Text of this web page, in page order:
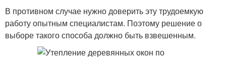
В противном случае нужно доверить эту трудоемкую
работу опытным специалистам. Поэтому решение о
выборе такого способа должно быть взвешенным.